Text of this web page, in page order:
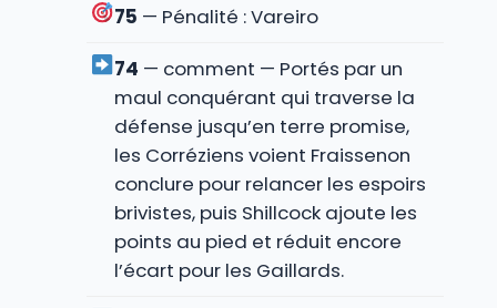
75 — Pénalité : Vareiro
74 — comment — Portés par un
maul conquérant qui traverse la
défense jusqu’en terre promise,
les Corréziens voient Fraissenon
conclure pour relancer les espoirs
brivistes, puis Shillcock ajoute les
points au pied et réduit encore
l’écart pour les Gaillards.